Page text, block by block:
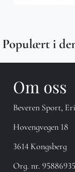
Populært i
Om oss
Beveren Sport,
Hovengvegen 18
3614 Kongsberg
Org. nr.